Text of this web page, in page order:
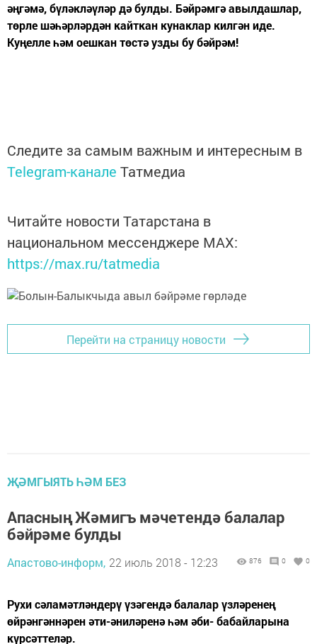
әңгәмә, бүләкләүләр дә булды. Бәйрәмгә авылдашлар,
төрле шәһәрләрдән кайткан кунаклар килгән иде.
Куңелле һәм оешкан төстә узды бу бәйрәм!
Следите за самым важным и интересным в
Telegram-канале Татмедиа
Читайте новости Татарстана в
национальном мессенджере MАХ:
https://max.ru/tatmedia
Перейти на страницу новости
ҖӘМГЫЯТЬ ҺӘМ БЕЗ
Апасның Жәмигъ мәчетендә балалар
бәйрәме булды
Апастово-информ, 22 июль 2018 - 12:23 876 0 0
Рухи сәламәтләндерү үзәгендә балалар үзләренең
өйрәнгәннәрен әти-әниләренә һәм әби- бабайларына
күрсәттеләр.